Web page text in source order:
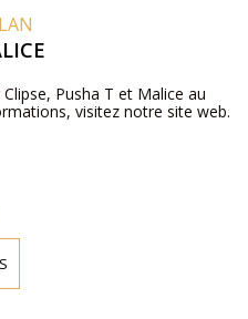
Pusha T et Malice au
visitez notre site web.